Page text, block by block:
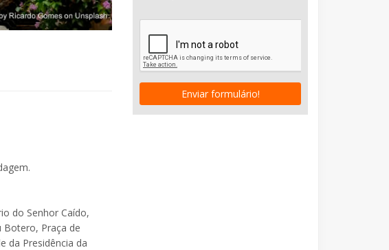
do Senhor Caído,
Botero, Praça de
da Presidência da
Enviar formulário!